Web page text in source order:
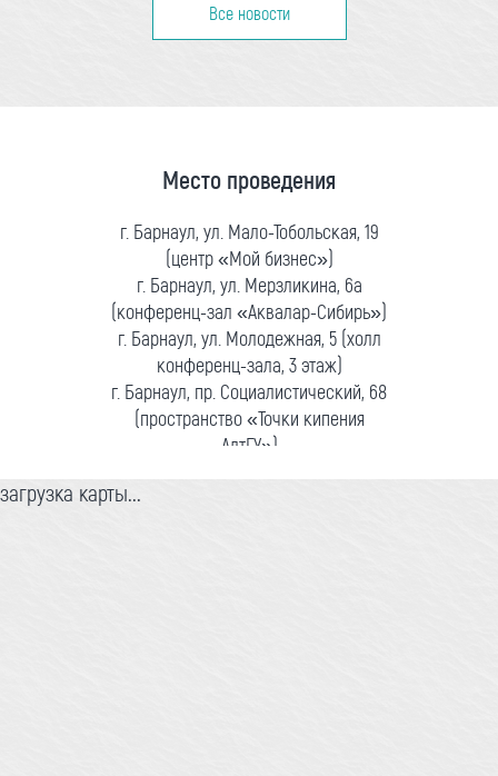
Все новости
Место проведения
г. Барнаул, ул. Мало-Тобольская, 19
(центр «Мой бизнес»)
г. Барнаул, ул. Мерзликина, 6а
(конференц-зал «Аквалар-Сибирь»)
г. Барнаул, ул. Молодежная, 5 (холл
конференц-зала, 3 этаж)
г. Барнаул, пр. Социалистический, 68
(пространство «Точки кипения
АлтГУ»)
загрузка карты...